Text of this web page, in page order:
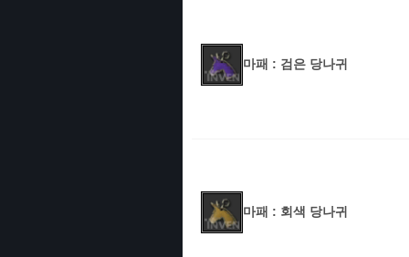
마패 : 검은 당나귀
마패 : 회색 당나귀